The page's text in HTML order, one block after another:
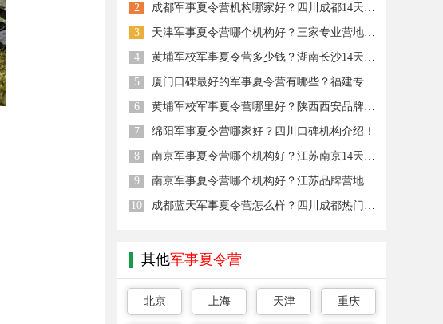
2 成都军事夏令营机构哪家好？四川成都14天课程推荐！
3 天津军事夏令营哪个机构好？三家专业营地简介一览！
4 黄埔军校军事夏令营多少钱？湖南长沙14天价格明细
5 厦门口碑最好的军事夏令营有哪些？福建专业品牌推荐！
6 黄埔军校军事夏令营哪里好？陕西西安品牌机构推荐！
7 绵阳军事夏令营哪家好？四川口碑机构介绍！
8 南京军事夏令营哪个机构好？江苏南京14天课程推荐
9 南京军事夏令营哪个机构好？江苏品牌营地介绍！
10 成都蓝天军事夏令营怎么样？四川成都热门机构对比
其他军事夏令营
北京 上海 天津 重庆